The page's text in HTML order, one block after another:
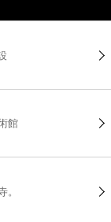
館
。